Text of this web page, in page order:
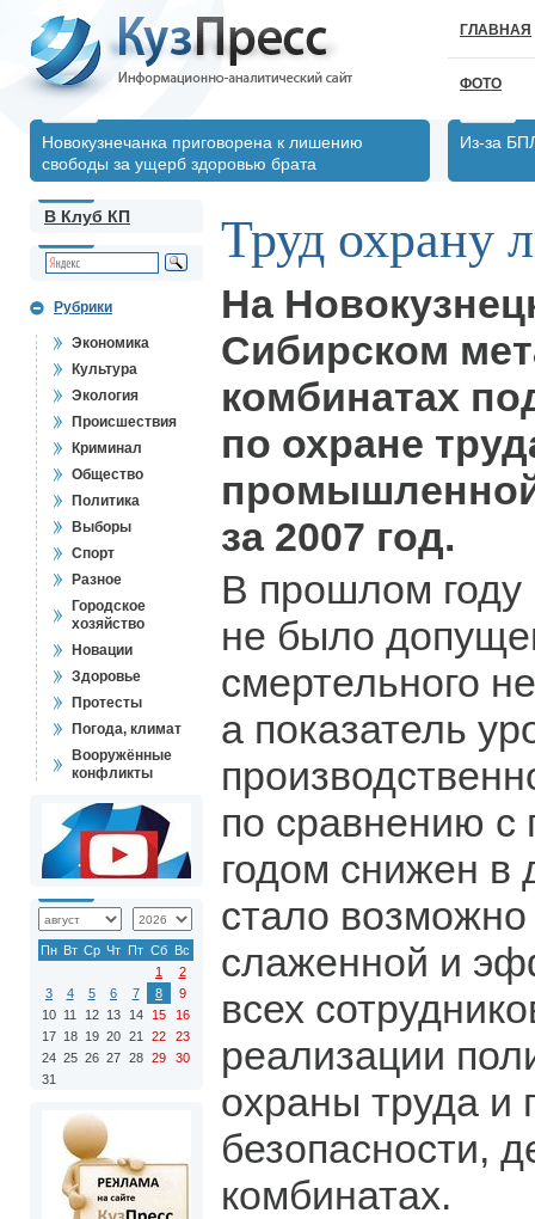
ГЛАВНАЯ
ФОТО
Новокузнечанка приговорена к лишению
свободы за ущерб здоровью брата
Из-за
В Клуб КП
Рубрики
Экономика
Культура
Экология
Происшествия
Криминал
Общество
Политика
Выборы
Спорт
Разное
Городское
хозяйство
Новации
Здоровье
Протесты
Погода, климат
Вооружённые
конфликты
Пн Вт Ср Чт Пт Сб Вс
1
2
3
4 5 6 7 8
9
10 11 12 13 14 15
16
17 18 19 20 21 22
23
24 25 26 27 28 29
30
31
Труд охрану
На
Сибирском
комбинатах
по охране
за 2007 год.
В прошлом
не было
смертельного
а показатель
по сравнению
годом снижен в
стало возможно
слаженной и
всех
реализации
охраны труда
безопасности,
комбинатах.